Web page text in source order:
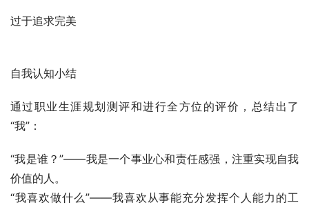
过于追求完美
自我认知小结
通过职业生涯规划测评和进行全方位的评价，总结出了
“我”：
“我是谁？”——我是一个事业心和责任感强，注重实现自我
价值的人。
“我喜欢做什么”——我喜欢从事能充分发挥个人能力的工